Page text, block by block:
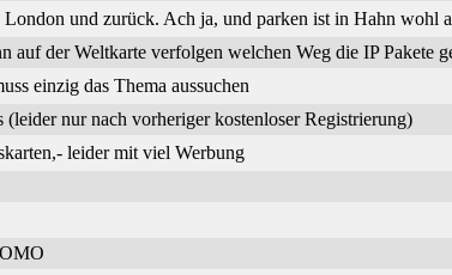
und zurück. Ach ja, und parken ist in Hahn wohl
auf der Weltkarte verfolgen welchen Weg die IP Pakete
einzig das Thema aussuchen
nur nach vorheriger kostenloser Registrierung)
leider mit viel Werbung